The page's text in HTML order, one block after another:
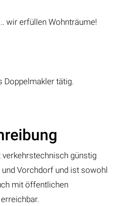
wir erfüllen Wohnträume!
Doppelmakler tätig.
günstig
Vorchdorf und ist sowohl
mit öffentlichen